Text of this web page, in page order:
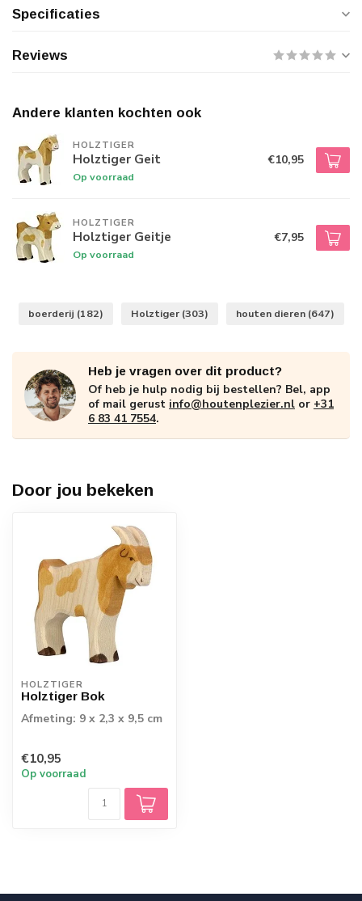
Specificaties
Reviews
Andere klanten kochten ook
HOLZTIGER
Holztiger Geit
Op voorraad
€10,95
HOLZTIGER
Holztiger Geitje
Op voorraad
€7,95
boerderij (182) Holztiger (303) houten dieren (647)
Heb je vragen over dit product?
Of heb je hulp nodig bij bestellen? Bel, app
of mail gerust info@houtenplezier.nl or +31
6 83 41 7554.
Door jou bekeken
HOLZTIGER
Holztiger Bok
Afmeting: 9 x 2,3 x 9,5 cm
€10,95
Op voorraad